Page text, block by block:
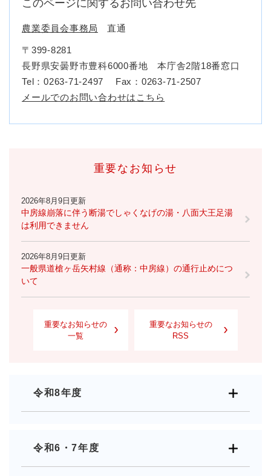
このページに関するお問い合わせ先
農業委員会事務局 直通
〒399-8281
長野県安曇野市豊科6000番地 本庁舎2階18番窓口
Tel：0263-71-2497
Fax：0263-71-2507
メールでのお問い合わせはこちら
重要なお知らせ
2026年8月9日更新
中房線崩落に伴う断湯でしゃくなげの湯・八面大王足湯
は利用できません
2026年8月9日更新
一般県道槍ヶ岳矢村線（通称：中房線）の通行止めにつ
いて
重要なお知らせの
一覧
重要なお知らせの
RSS
令和8年度
令和6・7年度